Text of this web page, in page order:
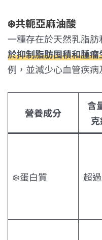
❄️共軛亞麻油酸
一種存在於天然乳脂肪
於抑制脂肪囤積和腫瘤
例，並減少心血管疾病
營養成分
含
克
❄️蛋白質 超